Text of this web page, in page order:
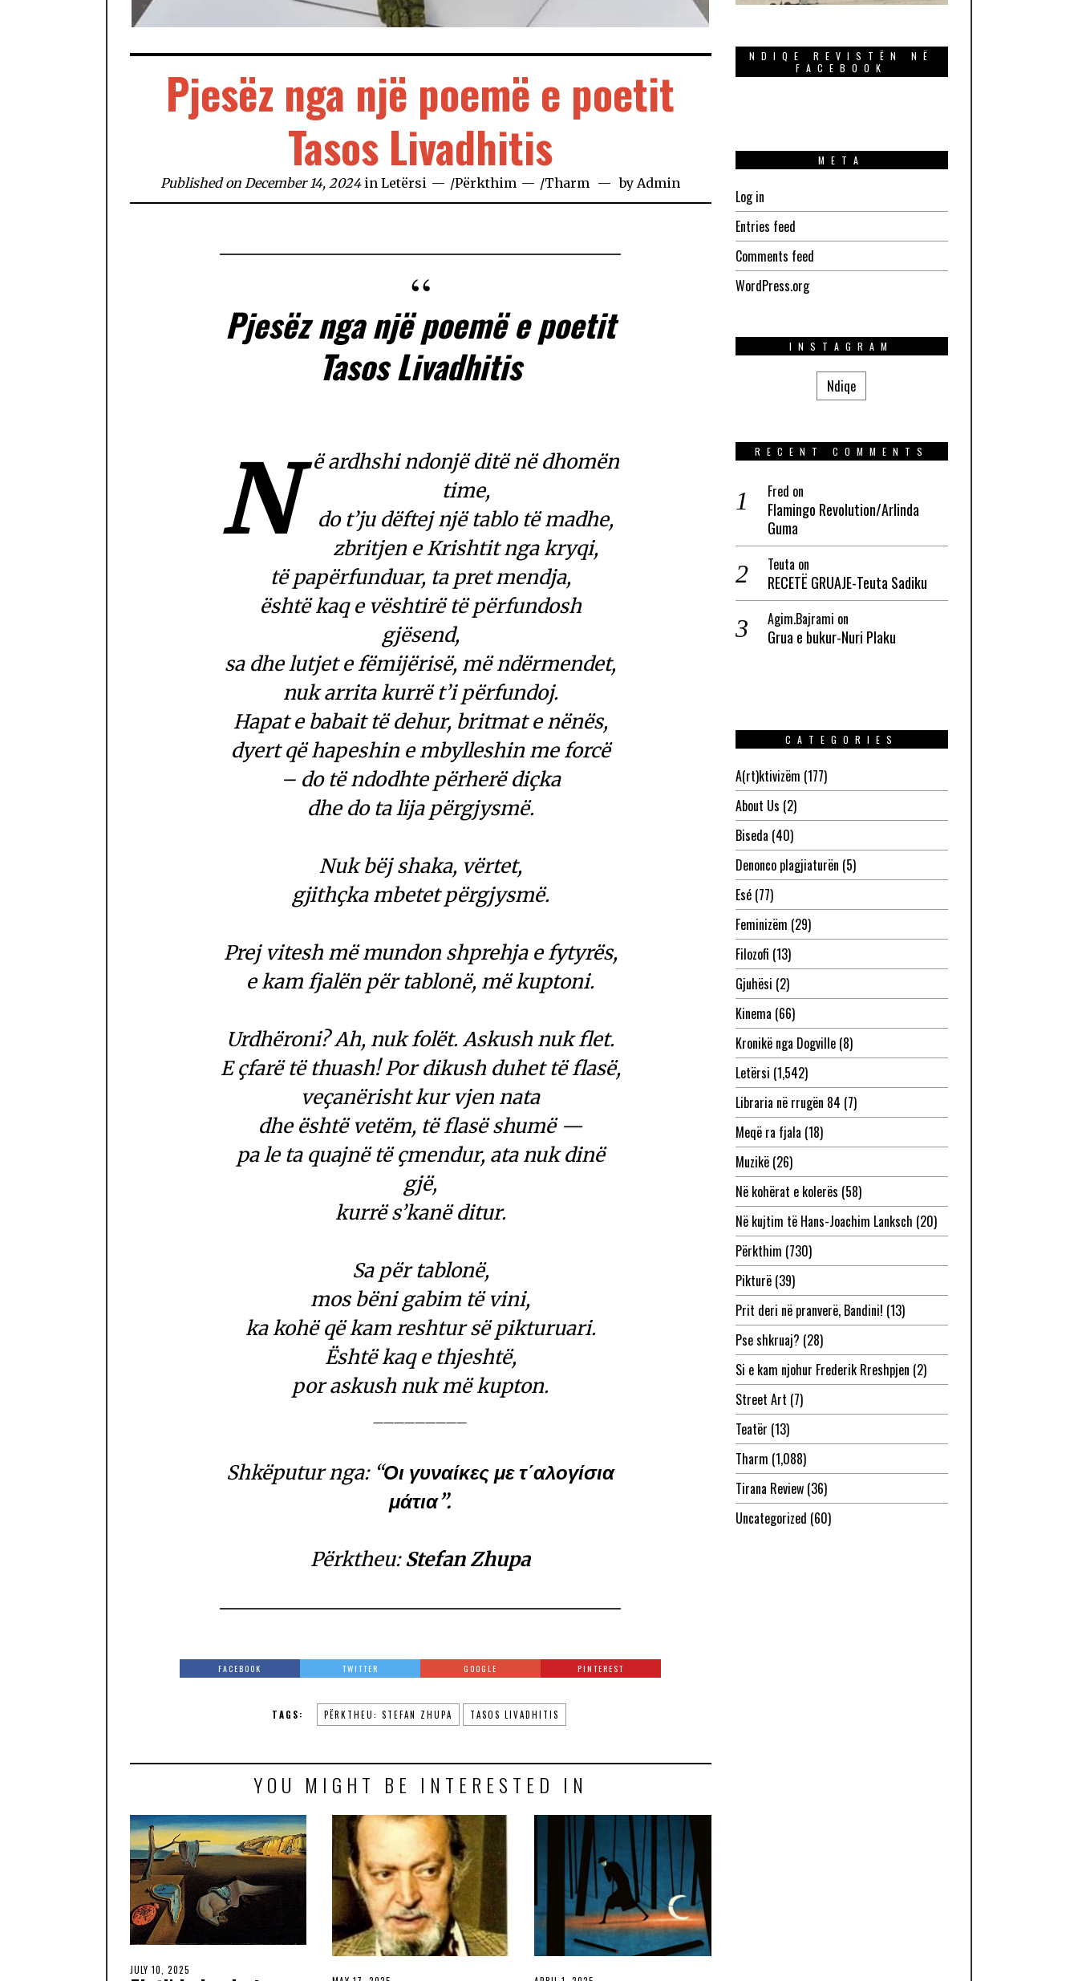
Pjesëz nga një poemë e poetit
Tasos Livadhitis
Published on December 14, 2024 inLetërsi /Përkthim /Tharm by Admin
Pjesëz nga një poemë e poetit
Tasos Livadhitis
N
ë ardhshi ndonjë ditë në dhomën
time,
do t’ju dëftej një tablo të madhe,
zbritjen e Krishtit nga kryqi,
të papërfunduar, ta pret mendja,
është kaq e vështirë të përfundosh
gjësend,
sa dhe lutjet e fëmijërisë, më ndërmendet,
nuk arrita kurrë t’i përfundoj.
Hapat e babait të dehur, britmat e nënës,
dyert që hapeshin e mbylleshin me forcë
– do të ndodhte përherë diçka
dhe do ta lija përgjysmë.
Nuk bëj shaka, vërtet,
gjithçka mbetet përgjysmë.
Prej vitesh më mundon shprehja e fytyrës,
e kam fjalën për tablonë, më kuptoni.
Urdhëroni? Ah, nuk folët. Askush nuk flet.
E çfarë të thuash! Por dikush duhet të flasë,
veçanërisht kur vjen nata
dhe është vetëm, të flasë shumë —
pa le ta quajnë të çmendur, ata nuk dinë
gjë,
kurrë s’kanë ditur.
Sa për tablonë,
mos bëni gabim të vini,
ka kohë që kam reshtur së pikturuari.
Është kaq e thjeshtë,
por askush nuk më kupton.
Shkëputur nga: “Οι γυναίκες με τ´αλογίσια
μάτια”.
Përktheu:Stefan Zhupa
FACEBOOK TWITTER GOOGLE PINTEREST
TAGS: PËRKTHEU: STEFAN ZHUPA TASOS LIVADHITIS
YOU MIGHT BE INTERESTED IN
JULY 10, 2025
NDIQE REVISTËN NË
FACEBOOK
META
Log in
Entries feed
Comments feed
WordPress.org
INSTAGRAM
Ndiqe
RECENT COMMENTS
Fred on
Flamingo Revolution/Arlinda
Guma
Teuta on
RECETË GRUAJE-Teuta Sadiku
Agim.Bajrami on
Grua e bukur-Nuri Plaku
CATEGORIES
A(rt)ktivizëm (177)
About Us (2)
Biseda (40)
Denonco plagjiaturën (5)
Esé(77)
Feminizëm (29)
Filozofi (13)
Gjuhësi (2)
Kinema (66)
Kronikë nga Dogville(8)
Letërsi (1,542)
Libraria në rrugën 84 (7)
Meqë ra fjala (18)
Muzikë(26)
Në kohërat e kolerës (58)
Në kujtim të Hans-Joachim Lanksch (20)
Përkthim (730)
Pikturë(39)
Prit deri në pranverë, Bandini! (13)
Pse shkruaj? (28)
Si e kam njohur Frederik Rreshpjen (2)
Street Art (7)
Teatër (13)
Tharm (1,088)
Tirana Review(36)
Uncategorized (60)